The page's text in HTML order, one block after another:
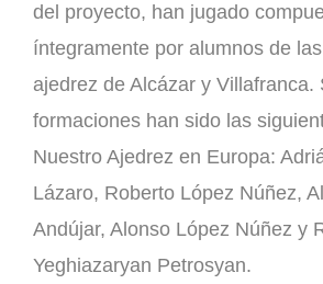
del proyecto, han jugado
íntegramente por alumnos de
ajedrez de Alcázar y Villafranca.
formaciones han sido las
Nuestro Ajedrez en Europa:
Lázaro, Roberto López Núñez,
Andújar, Alonso López Núñez y
Yeghiazaryan Petrosyan.